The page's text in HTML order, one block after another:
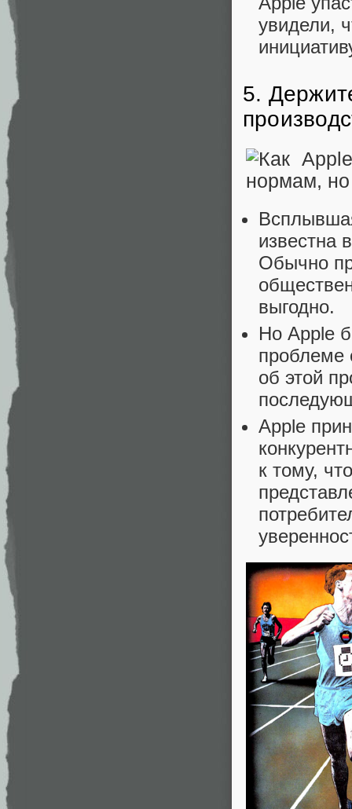
увидели,
5.
известна
Обычно
выгодно.
Но Apple
проблеме
об этой
Apple
к тому,